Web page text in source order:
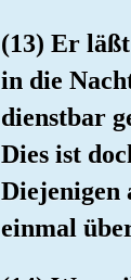
(13) Er
in die
dienstbar
Dies ist
Diejenigen
einmal